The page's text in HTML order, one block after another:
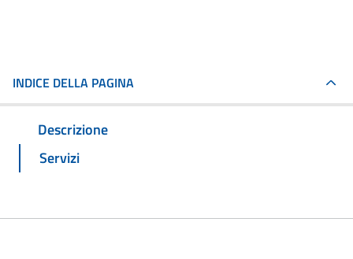
INDICE DELLA PAGINA
Descrizione
Servizi